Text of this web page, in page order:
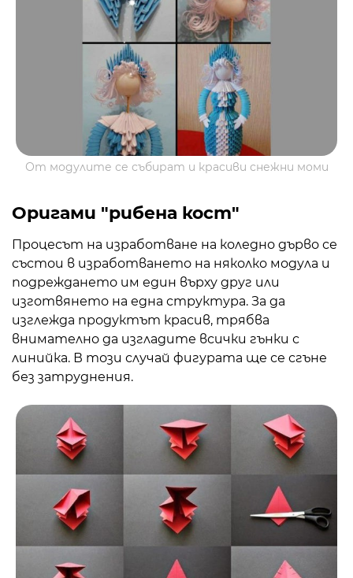
От модулите се събират и красиви снежни моми
Оригами "рибена кост"
Процесът на изработване на коледно дърво се
състои в изработването на няколко модула и
подреждането им един върху друг или
изготвянето на една структура. За да
изглежда продуктът красив, трябва
внимателно да изгладите всички гънки с
линийка. В този случай фигурата ще се сгъне
без затруднения.